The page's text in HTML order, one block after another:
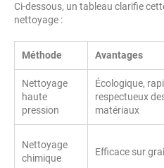
Ci-dessous, un tableau clarifie
nettoyage :
Méthode Avantages
Nettoyage
haute
pression
Écologique,
respectueux
matériaux
Nettoyage
chimique
Efficace sur